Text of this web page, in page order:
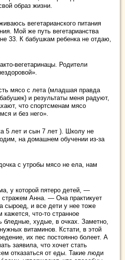
образ жизни.
вегетарианского питания
Мой же путь вегетарианства
33. К бабушкам ребенка не отдаю,
вегетаринацы. Родители
мясо с лета (младшая правда
и результаты меня радуют,
что спортсменам мясо
и без него».
5 лет и сын 7 лет ). Школу не
на домашнем обучении из-за
с утробы мясо не ела, нам
у которой пятеро детей, —
стражем Анна. — Она практикует
сыроед, и все дети у нее тоже
что-то странное
бледные, худые, в очках. Заметно,
витаминов. Кстати, в этой
их пес постоянно болеет. А
заявила, что хочет стать
отказаться от еды. Такие люди